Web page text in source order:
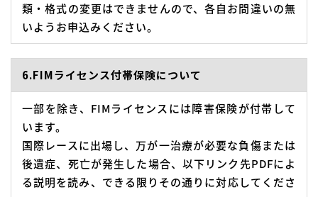
類・格式の変更はできませんので、各自お間違いの無
いようお申込みください。
6.FIMライセンス付帯保険について
一部を除き、FIMライセンスには障害保険が付帯して
います。
国際レースに出場し、万が一治療が必要な負傷または
後遺症、死亡が発生した場合、以下リンク先PDFによ
る説明を読み、できる限りその通りに対応してくださ